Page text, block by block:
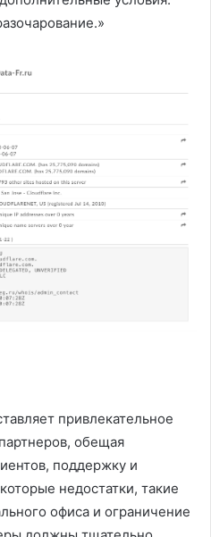
привлекательное
обещая
поддержку и
недостатки, такие
офиса и ограничение